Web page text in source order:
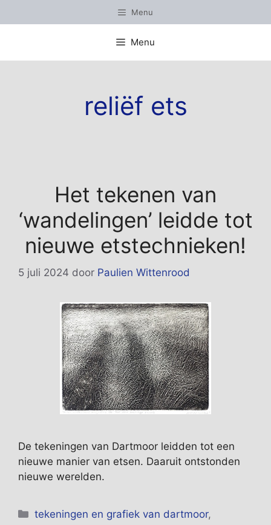
naar
Menu
Menu
reliëf ets
Het tekenen van
‘wandelingen’ leidde tot
nieuwe etstechnieken!
5 juli 2024 door Paulien Wittenrood
De tekeningen van Dartmoor leidden tot een
nieuwe manier van etsen. Daaruit ontstonden
nieuwe werelden.
Categorieën
tekeningen en grafiek van dartmoor,